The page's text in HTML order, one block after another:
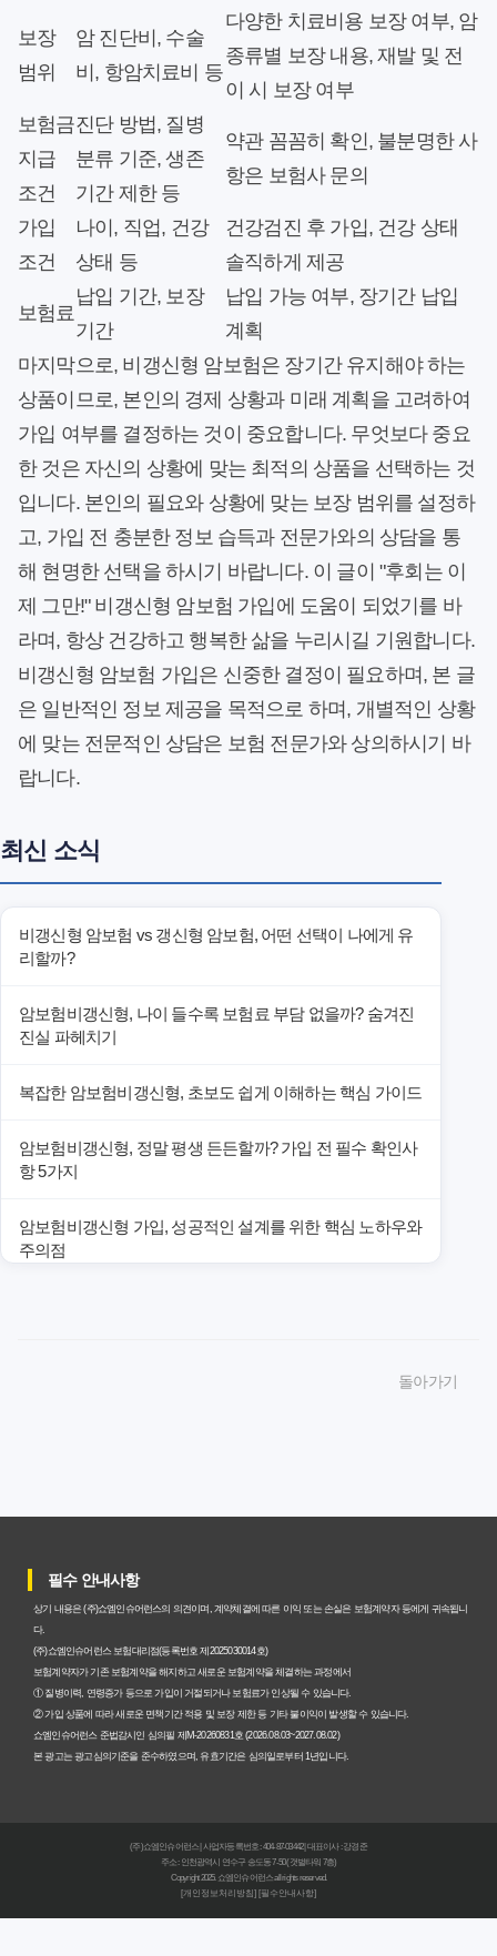
보장
범위
암 진단비, 수술
비, 항암치료비 등
다양한 치료비용 보장 여부, 암
종류별 보장 내용, 재발 및 전
이 시 보장 여부
보험금
지급
조건
진단 방법, 질병
분류 기준, 생존
기간 제한 등
약관 꼼꼼히 확인, 불분명한 사
항은 보험사 문의
가입
조건
나이, 직업, 건강
상태 등
건강검진 후 가입, 건강 상태
솔직하게 제공
보험료
납입 기간, 보장
기간
납입 가능 여부, 장기간 납입
계획
마지막으로, 비갱신형 암보험은 장기간 유지해야 하는
상품이므로, 본인의 경제 상황과 미래 계획을 고려하여
가입 여부를 결정하는 것이 중요합니다. 무엇보다 중요
한 것은 자신의 상황에 맞는 최적의 상품을 선택하는 것
입니다. 본인의 필요와 상황에 맞는 보장 범위를 설정하
고, 가입 전 충분한 정보 습득과 전문가와의 상담을 통
해 현명한 선택을 하시기 바랍니다. 이 글이 "후회는 이
제 그만!" 비갱신형 암보험 가입에 도움이 되었기를 바
라며, 항상 건강하고 행복한 삶을 누리시길 기원합니다.
비갱신형 암보험 가입은 신중한 결정이 필요하며, 본 글
은 일반적인 정보 제공을 목적으로 하며, 개별적인 상황
에 맞는 전문적인 상담은 보험 전문가와 상의하시기 바
랍니다.
최신 소식
비갱신형 암보험 vs 갱신형 암보험, 어떤 선택이 나에게 유
리할까?
암보험비갱신형, 나이 들수록 보험료 부담 없을까? 숨겨진
진실 파헤치기
복잡한 암보험비갱신형, 초보도 쉽게 이해하는 핵심 가이드
암보험비갱신형, 정말 평생 든든할까? 가입 전 필수 확인사
항 5가지
암보험비갱신형 가입, 성공적인 설계를 위한 핵심 노하우와
주의점
갱신형 암보험과 비갱신형, 어떤 차이가 있을까? 내게 맞는
암보험비갱신형, 평생 고정 보험료의 숨겨진 가치와 현명한
선택 기준
암보험 비갱신형, 왜 지금 선택해야 할까요? 미래 보험료 걱
정 끝내는 방법
갱신형 vs 비갱신형 암보험, 당신에게 더 유리한 선택은? 완
돌아가기
필수 안내사항
상기 내용은 (주)쇼엠인슈어런스의 의견이며, 계약체결에 따른 이익 또는 손실은 보험계약자 등에게 귀속됩니
다.
(주)쇼엠인슈어런스 보험대리점(등록번호 제2025030014호)
보험계약자가 기존 보험계약을 해지하고 새로운 보험계약을 체결하는 과정에서
① 질병이력, 연령증가 등으로 가입이 거절되거나 보험료가 인상될 수 있습니다.
② 가입 상품에 따라 새로운 면책기간 적용 및 보장 제한 등 기타 불이익이 발생할 수 있습니다.
쇼엠인슈어런스 준법감시인 심의필 제M-20260831호 (2026.08.03~2027.08.02)
본 광고는 광고심의기준을 준수하였으며, 유효기간은 심의일로부터 1년입니다.
(주)쇼엠인슈어런스 | 사업자등록번호 : 404-87-03442 | 대표이사 : 강경준
주소 : 인천광역시 연수구 송도동 7-50 (갯벌타워 7층)
Copyright 2025. 쇼엠인슈어런스 all rights reserved.
[개인정보처리방침] [필수안내사항]